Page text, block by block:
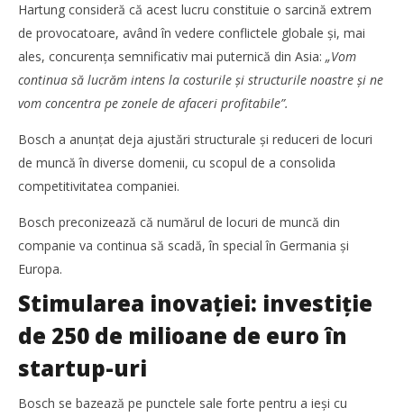
Noua conexiune ferry Batumi–Constanța susține
dezvoltarea transportului de marfă în regiunea Mării
Negre
Redacția
Hartung consideră că acest lucru constituie o sarcină extrem
de provocatoare, având în vedere conflictele globale și, mai
ales, concurența semnificativ mai puternică din Asia: „Vom
continua să lucrăm intens la costurile și structurile noastre și ne
vom concentra pe zonele de afaceri profitabile”.
Bosch a anunțat deja ajustări structurale și reduceri de locuri
de muncă în diverse domenii, cu scopul de a consolida
competitivitatea companiei.
Bosch preconizează că numărul de locuri de muncă din
companie va continua să scadă, în special în Germania și
Europa.
Stimularea inovației: investiție
de 250 de milioane de euro în
startup-uri
Bosch se bazează pe punctele sale forte pentru a ieși cu